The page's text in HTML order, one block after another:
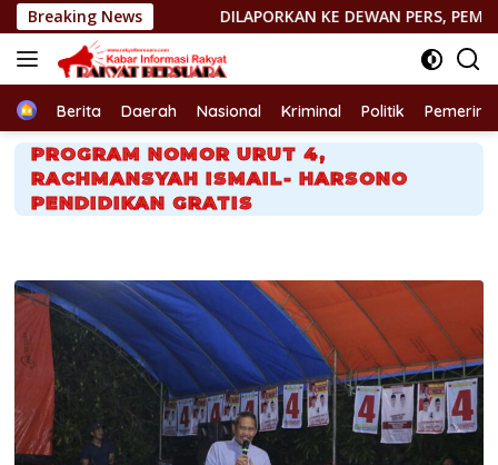
Langsung
ke
konten
Breaking News
DILAPORKAN KE DEWAN PERS, PEMIMPIN REDAKSI
HomeBerita Daerah Nasional Kriminal Politik
PROGRAM NOMOR URUT 4,
RACHMANSYAH ISMAIL- HARSONO
PENDIDIKAN GRATIS